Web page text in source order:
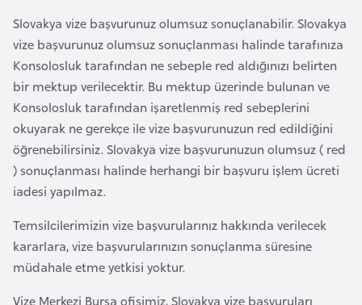
Slovakya vize başvurunuz olumsuz sonuçlanabilir. Slovakya
vize başvurunuz olumsuz sonuçlanması halinde tarafınıza
Konsolosluk tarafından ne sebeple red aldığınızı belirten
bir mektup verilecektir. Bu mektup üzerinde bulunan ve
Konsolosluk tarafından işaretlenmiş red sebeplerini
okuyarak ne gerekçe ile vize başvurunuzun red edildiğini
öğrenebilirsiniz. Slovakya vize başvurunuzun olumsuz ( red
) sonuçlanması halinde herhangi bir başvuru işlem ücreti
iadesi yapılmaz.
Temsilcilerimizin vize başvurularınız hakkında verilecek
kararlara, vize başvurularınızın sonuçlanma süresine
müdahale etme yetkisi yoktur.
Vize Merkezi Bursa ofisimiz, Slovakya vize başvuruları
i
n
i
y
a